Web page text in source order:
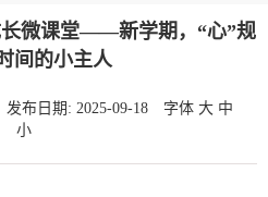
微课堂——新学期，“心”规
间的小主人
发布日期: 2025-09-18 字体 大 中
小